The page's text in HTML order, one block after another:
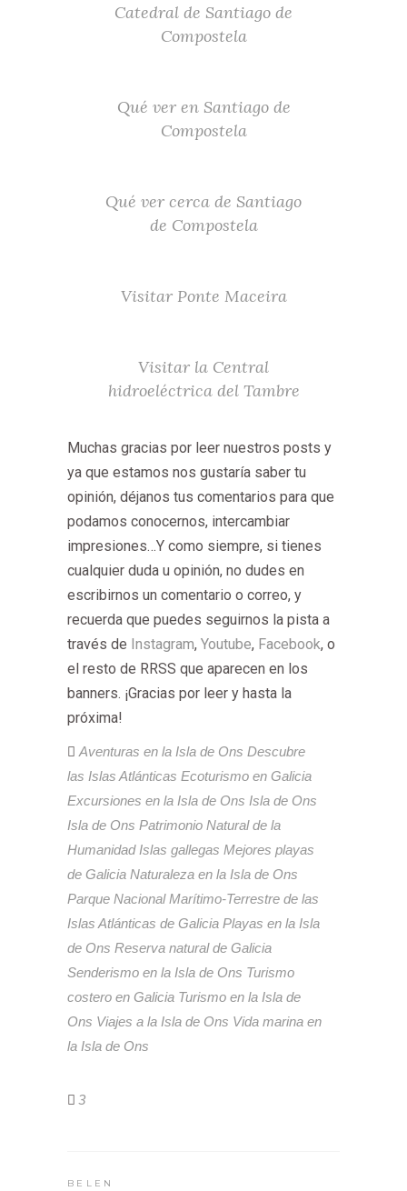
Catedral de Santiago de
Compostela
Qué ver en Santiago de
Compostela
Qué ver cerca de Santiago
de Compostela
Visitar Ponte Maceira
Visitar la Central
hidroeléctrica del Tambre
Muchas gracias por leer nuestros posts y
ya que estamos nos gustaría saber tu
opinión, déjanos tus comentarios para que
podamos conocernos, intercambiar
impresiones…Y como siempre, si tienes
cualquier duda u opinión, no dudes en
escribirnos un comentario o correo, y
recuerda que puedes seguirnos la pista a
través de Instagram, Youtube, Facebook, o
el resto de RRSS que aparecen en los
banners. ¡Gracias por leer y hasta la
próxima!
Aventuras en la Isla de Ons Descubre
las Islas Atlánticas Ecoturismo en Galicia
Excursiones en la Isla de Ons Isla de Ons
Isla de Ons Patrimonio Natural de la
Humanidad Islas gallegas Mejores playas
de Galicia Naturaleza en la Isla de Ons
Parque Nacional Marítimo-Terrestre de las
Islas Atlánticas de Galicia Playas en la Isla
de Ons Reserva natural de Galicia
Senderismo en la Isla de Ons Turismo
costero en Galicia Turismo en la Isla de
Ons Viajes a la Isla de Ons Vida marina en
la Isla de Ons
3
BELEN